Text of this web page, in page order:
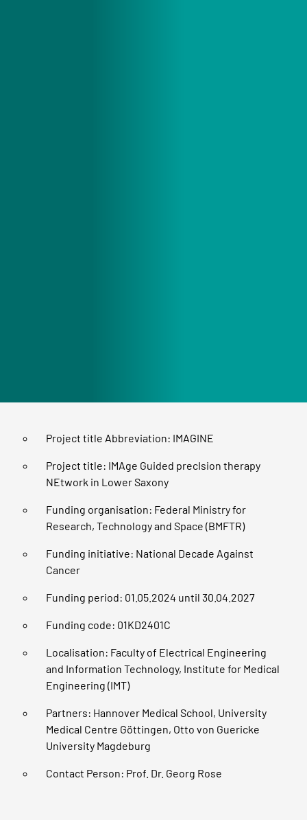
Project title Abbreviation: IMAGINE
Project title: IMAge Guided precIsion therapy
NEtwork in Lower Saxony
Funding organisation: Federal Ministry for
Research, Technology and Space (BMFTR)
Funding initiative: National Decade Against
Cancer
Funding period: 01.05.2024 until 30.04.2027
Funding code: 01KD2401C
Localisation: Faculty of Electrical Engineering
and Information Technology, Institute for Medical
Engineering (IMT)
Partners: Hannover Medical School, University
Medical Centre Göttingen, Otto von Guericke
University Magdeburg
Contact Person: Prof. Dr. Georg Rose